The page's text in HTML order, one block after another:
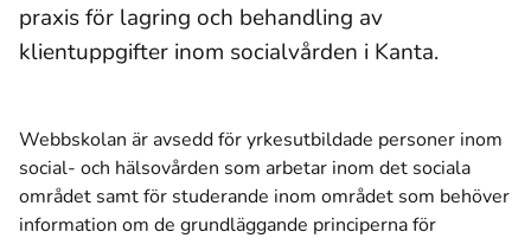
praxis för lagring och behandling av
klientuppgifter inom socialvården i Kanta.
Webbskolan är avsedd för yrkesutbildade personer inom
social- och hälsovården som arbetar inom det sociala
området samt för studerande inom området som behöver
information om de grundläggande principerna för